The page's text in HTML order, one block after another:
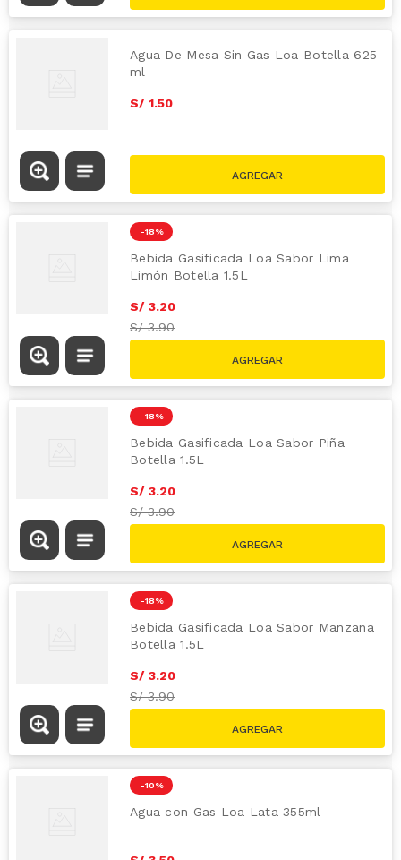
Agua De Mesa Sin Gas Loa Botella 625
ml
S/ 1.50
-18 %
Bebida Gasificada Loa Sabor Lima
Limón Botella 1.5L
S/ 3.20
S/3.90
-18 %
Bebida Gasificada Loa Sabor Piña
Botella 1.5L
S/ 3.20
S/3.90
-18 %
Bebida Gasificada Loa Sabor Manzana
Botella 1.5L
S/ 3.20
S/3.90
-10 %
Agua con Gas Loa Lata 355ml